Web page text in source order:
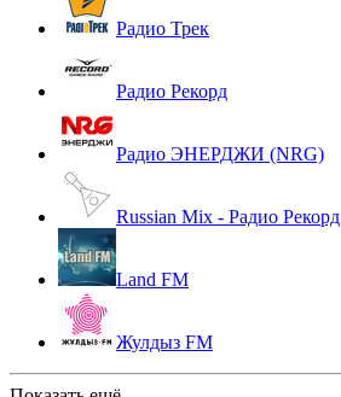
Радио Трек
Радио Рекорд
Радио ЭНЕРДЖИ (NRG)
Russian Mix - Радио Рекорд
Land FM
Жулдыз FM